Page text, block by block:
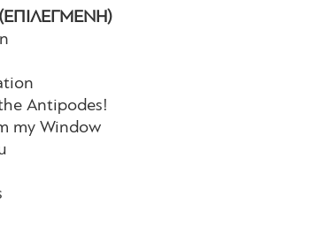
Antipodes!
my Window